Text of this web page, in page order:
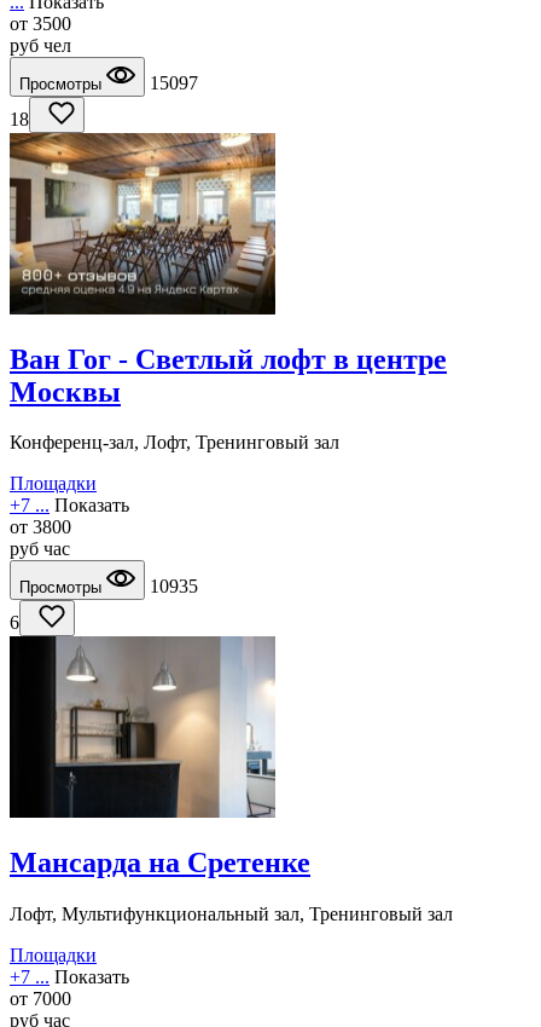
от 3500
руб чел
Просмотры
15097
18
Ван Гог - Светлый лофт в центре
Москвы
Конференц-зал, Лофт, Тренинговый зал
Площадки
+7 ... Показать
от 3800
руб час
Просмотры
10935
6
Мансарда на Сретенке
Лофт, Мультифункциональный зал, Тренинговый зал
Площадки
+7 ... Показать
от 7000
руб час